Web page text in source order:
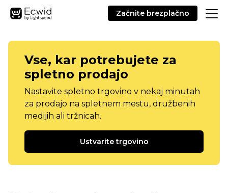
Začnite brezplačno
Vse, kar potrebujete za
spletno prodajo
Nastavite spletno trgovino v nekaj minutah
za prodajo na spletnem mestu, družbenih
medijih ali tržnicah.
Ustvarite trgovino